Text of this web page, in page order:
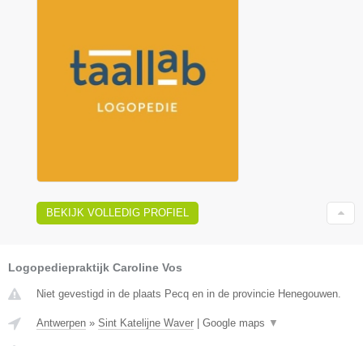
BEKIJK VOLLEDIG PROFIEL
Logopediepraktijk Caroline Vos
Niet gevestigd in de plaats Pecq en in de provincie Henegouwen.
Antwerpen » Sint Katelijne Waver Google maps ▼